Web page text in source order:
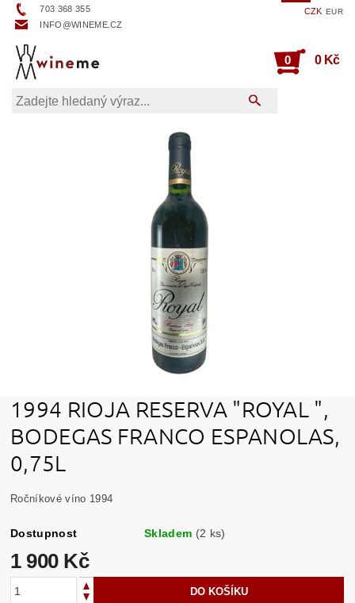
703 368 355
INFO@WINEME.CZ
CZK EUR
0 0 Kč
1994 RIOJA RESERVA "ROYAL ",
BODEGAS FRANCO ESPANOLAS,
0,75L
Ročníkové víno 1994
Dostupnost Skladem (2 ks)
1 900 Kč